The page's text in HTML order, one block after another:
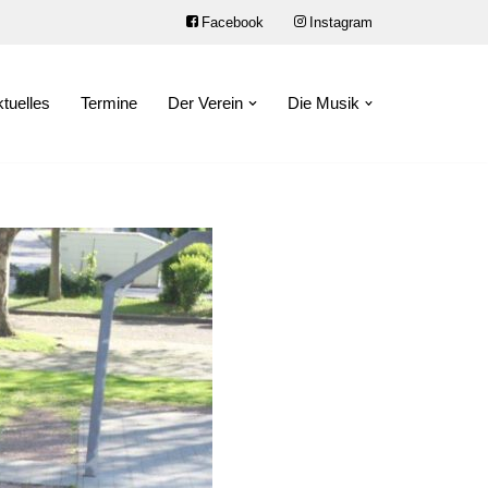
Facebook Instagram
Termine Der Verein Die Musik